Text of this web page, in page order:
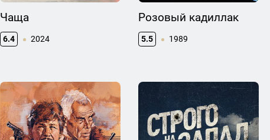
Чаща
6.4 2024
Розовый кадиллак
5.5 1989